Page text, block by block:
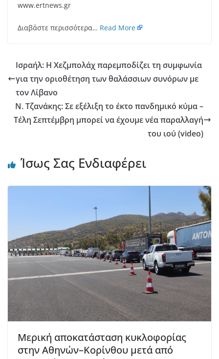
www.ertnews.gr
Διαβάστε περισσότερα… Read More
Ισραήλ: Η Χεζμπολάχ παρεμποδίζει τη συμφωνία
για την οριοθέτηση των θαλάσσιων συνόρων με
τον Λίβανο
N. Tζανάκης: Σε εξέλιξη το έκτο πανδημικό κύμα –
Τέλη Σεπτέμβρη μπορεί να έχουμε νέα παραλλαγή
του ιού (video)
Ίσως Σας Ενδιαφέρει
Μερική αποκατάσταση κυκλοφορίας
στην Αθηνών–Κορίνθου μετά από